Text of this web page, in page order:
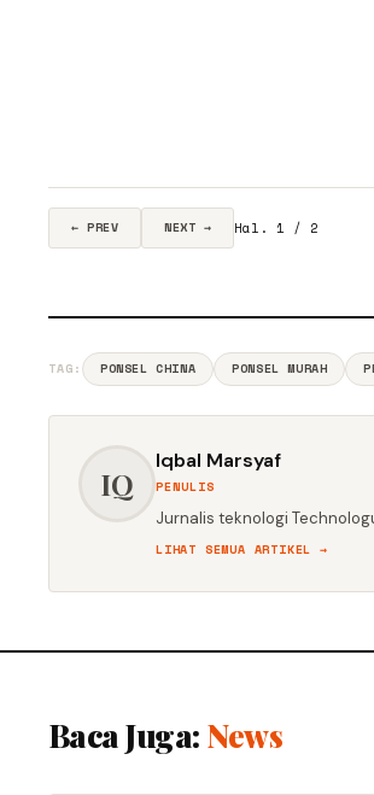
← PREV NEXT → Hal. 1 / 2
TAG: PONSEL CHINA PONSEL MURAH
IQ
Iqbal Marsyaf
PENULIS
Jurnalis teknologi
LIHAT SEMUA ARTIKEL →
Baca Juga: News